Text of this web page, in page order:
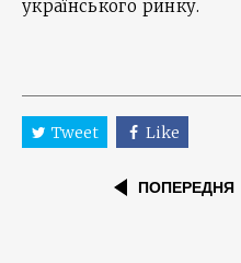
українського ринку.
Tweet Like
ПОПЕРЕДНЯ